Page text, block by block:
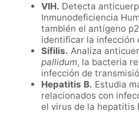
VIH. Detecta
Inmunodeficiencia
también el antígeno
identificar la infección
Sífilis. Analiza
pallidum, la bacteria
infección de
Hepatitis B. Estudia
relacionados con
el virus de la hepatitis